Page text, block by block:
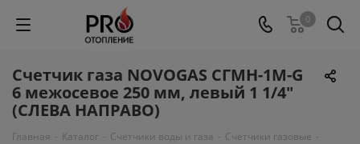
0
Счетчик газа NOVOGAS СГМН-1М-G
6 межосевое 250 мм, левый 1 1/4"
(СЛЕВА НАПРАВО)
Главная - Каталог - Счетчики воды и газа - Счетчики газовые -